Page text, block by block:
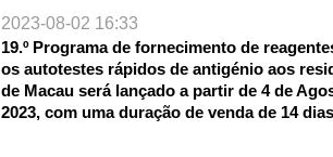
2023-08-02 16:33
19.º Programa de fornecimento de
os autotestes rápidos de antigénio aos
de Macau será lançado a partir de 4 de
2023, com uma duração de venda de 14 dias